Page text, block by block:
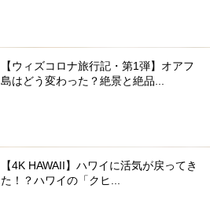
【ウィズコロナ旅行記・第1弾】オアフ
島はどう変わった？絶景と絶品...
【4K HAWAII】ハワイに活気が戻ってき
た！？ハワイの「クヒ...